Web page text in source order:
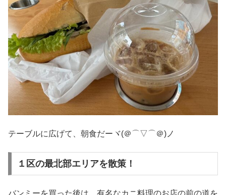
テーブルに広げて、朝食だーヾ(＠⌒▽⌒＠)ノ
１区の最北部エリアを散策！